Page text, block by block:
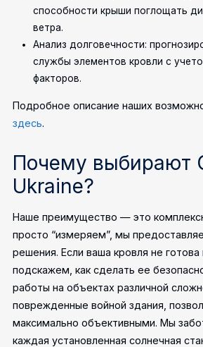
способности крыши поглощать
ветра.
Анализ долговечности:
службы элементов кровли с
факторов.
Подробное описание наших
здесь.
Почему выбирают
Ukraine?
Наше преимущество — это
просто “измеряем”, мы
решения. Если ваша кровля не готова
подскажем, как сделать ее
работы на объектах различной
поврежденные войной здания,
максимально объективными. Мы
каждая установленная солнечная